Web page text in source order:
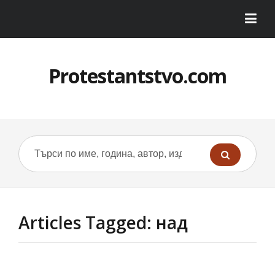
Protestantstvo.com
Articles Tagged: над